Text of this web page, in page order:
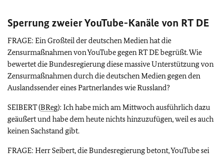
Sperrung zweier YouTube-Kanäle von RT DE
FRAGE: Ein Großteil der deutschen Medien hat die
Zensurmaßnahmen von YouTube gegen RT DE begrüßt. Wie
bewertet die Bundesregierung diese massive Unterstützung von
Zensurmaßnahmen durch die deutschen Medien gegen den
Auslandssender eines Partnerlandes wie Russland?
SEIBERT (BReg): Ich habe mich am Mittwoch ausführlich dazu
geäußert und habe dem heute nichts hinzuzufügen, weil es auch
keinen Sachstand gibt.
FRAGE: Herr Seibert, die Bundesregierung betont, YouTube sei